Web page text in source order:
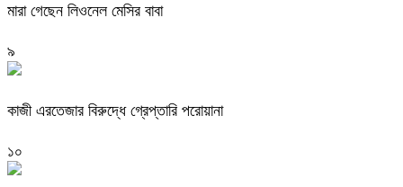
মারা গেছেন লিওনেল মেসির বাবা
৯
কাজী এরতেজার বিরুদ্ধে গ্রেপ্তারি পরোয়ানা
১০